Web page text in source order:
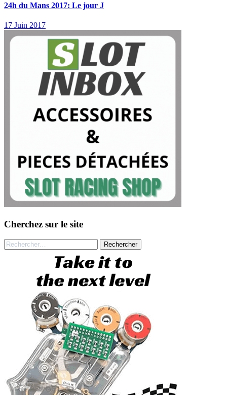
24h du Mans 2017: Le jour J
17 Juin 2017
Cherchez sur le site
Rechercher :